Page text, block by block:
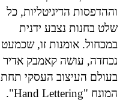
וההדפסות הדיגיטליות, כל
שלט בחנות נצבע ידנית
במכחול. אומנות זו, שכמעט
נכחדה, עושה קאמבק אדיר
בעולם העיצוב העסקי תחת
המונח "Hand Lettering".